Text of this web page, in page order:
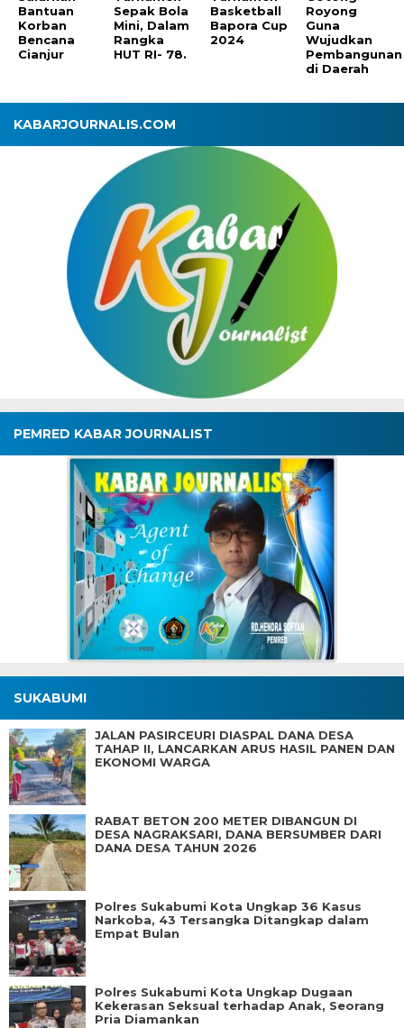
Bantuan
Korban
Bencana
Cianjur
Sepak Bola
Mini, Dalam
Rangka
HUT RI- 78.
Basketball
Bapora Cup
2024
Royong
Guna
Wujudkan
Pembangunan
di Daerah
KABARJOURNALIS.COM
PEMRED KABAR JOURNALIST
SUKABUMI
JALAN PASIRCEURI DIASPAL DANA DESA
TAHAP II, LANCARKAN ARUS HASIL PANEN DAN
EKONOMI WARGA
RABAT BETON 200 METER DIBANGUN DI
DESA NAGRAKSARI, DANA BERSUMBER DARI
DANA DESA TAHUN 2026
Polres Sukabumi Kota Ungkap 36 Kasus
Narkoba, 43 Tersangka Ditangkap dalam
Empat Bulan
Polres Sukabumi Kota Ungkap Dugaan
Kekerasan Seksual terhadap Anak, Seorang
Pria Diamankan